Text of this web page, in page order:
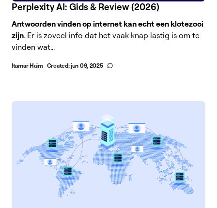
Perplexity AI: Gids & Review (2026)
Antwoorden vinden op internet kan echt een klotezooi
zijn. Er is zoveel info dat het vaak knap lastig is om te
vinden wat...
Itamar Haim Created:jun 09, 2025